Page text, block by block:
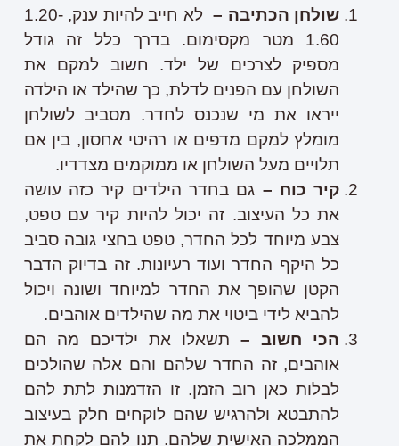
שולחן הכתיבה –
לא חייב להיות ענק, 1.20-
1.60 מטר מקסימום. בדרך כלל זה גודל
מספיק לצרכים של ילד. חשוב למקם את
השולחן עם הפנים לדלת, כך שהילד או הילדה
ייראו את מי שנכנס לחדר. מסביב לשולחן
מומלץ למקם מדפים או רהיטי אחסון, בין אם
תלויים מעל השולחן או ממוקמים מצדדיו.
קיר כוח – גם בחדר הילדים קיר כזה עושה
את כל העיצוב. זה יכול להיות קיר עם טפט,
צבע מיוחד לכל החדר, טפט בחצי גובה סביב
כל היקף החדר ועוד רעיונות. זה בדיוק הדבר
הקטן שהופך את החדר למיוחד ושונה ויכול
להביא לידי ביטוי את מה שהילדים אוהבים.
הכי חשוב –תשאלו את ילדיכם מה הם
אוהבים, זה החדר שלהם והם אלה שהולכים
לבלות כאן רוב הזמן. זו הזדמנות לתת להם
להתבטא ולהרגיש שהם לוקחים חלק בעיצוב
הממלכה האישית שלהם. תנו להם לקחת את